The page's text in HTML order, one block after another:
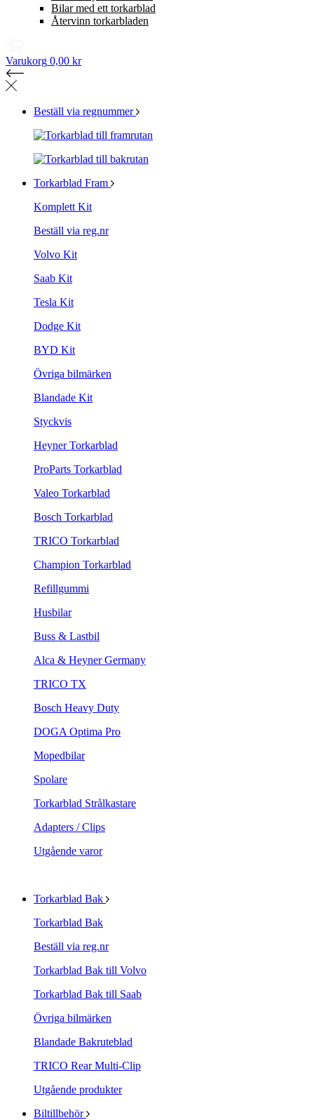
Bilar med ett torkarblad
Återvinn torkarbladen
Varukorg 0,00 kr
Beställ via regnummer
Torkarblad Fram
Komplett Kit
Beställ via reg.nr
Volvo Kit
Saab Kit
Tesla Kit
Dodge Kit
BYD Kit
Övriga bilmärken
Blandade Kit
Styckvis
Heyner Torkarblad
ProParts Torkarblad
Valeo Torkarblad
Bosch Torkarblad
TRICO Torkarblad
Champion Torkarblad
Refillgummi
Husbilar
Buss & Lastbil
Alca & Heyner Germany
TRICO TX
Bosch Heavy Duty
DOGA Optima Pro
Mopedbilar
Spolare
Torkarblad Strålkastare
Adapters / Clips
Utgående varor
Torkarblad Bak
Torkarblad Bak
Beställ via reg.nr
Torkarblad Bak till Volvo
Torkarblad Bak till Saab
Övriga bilmärken
Blandade Bakruteblad
TRICO Rear Multi-Clip
Utgående produkter
Biltillbehör